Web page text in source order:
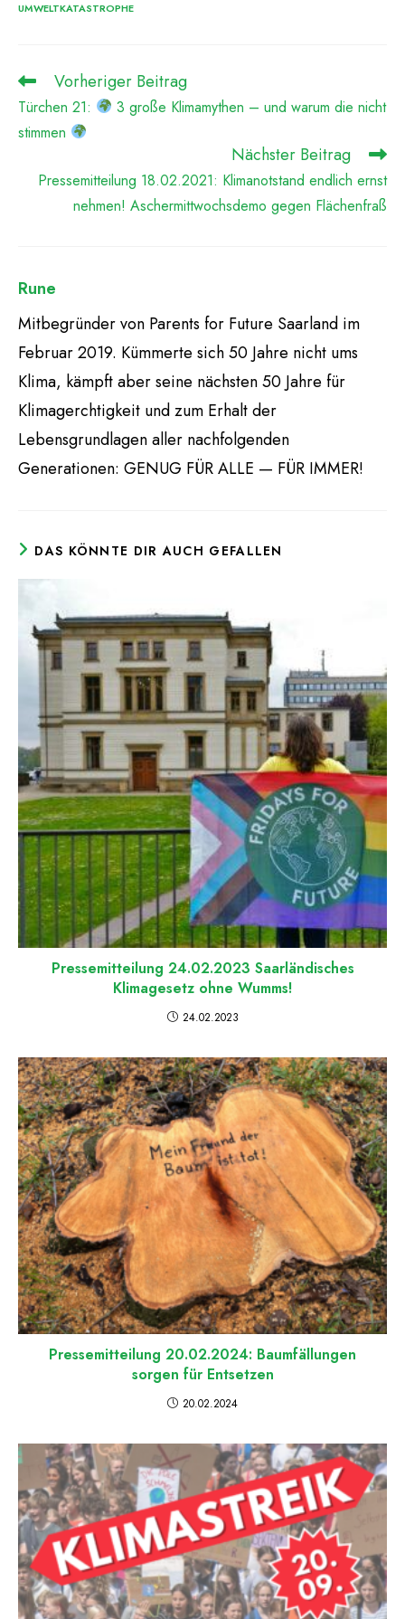
UMWELTKATASTROPHE
Weitere
Artikel
ansehen
Vorheriger Beitrag
Türchen 21:
3 große Klimamythen – und warum die nicht
stimmen
Nächster Beitrag
Pressemitteilung 18.02.2021: Klimanotstand endlich ernst
nehmen! Aschermittwochsdemo gegen Flächenfraß
Rune
Mitbegründer von Parents for Future Saarland im
Februar 2019. Kümmerte sich 50 Jahre nicht ums
Klima, kämpft aber seine nächsten 50 Jahre für
Klimagerchtigkeit und zum Erhalt der
Lebensgrundlagen aller nachfolgenden
Generationen: GENUG FÜR ALLE — FÜR IMMER!
DAS KÖNNTE DIR AUCH GEFALLEN
Pressemitteilung 24.02.2023 Saarländisches
Klimagesetz ohne Wumms!
24.02.2023
Pressemitteilung 20.02.2024: Baumfällungen
sorgen für Entsetzen
20.02.2024